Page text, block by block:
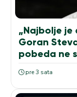
„Najbolje
Goran
pobeda ne
pre 3 sata